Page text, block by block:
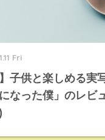
Fri
】子供と楽しめる実
なった僕」のレビ